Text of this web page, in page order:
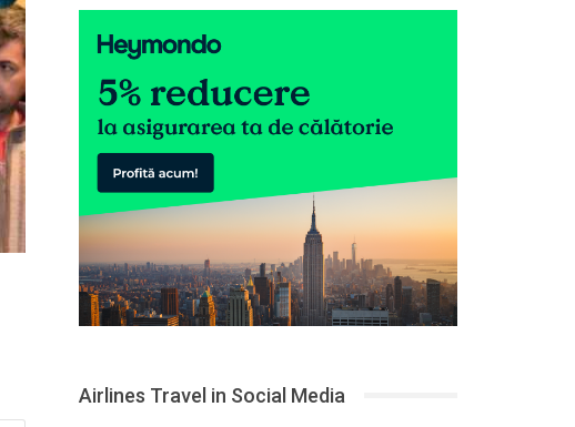
Airlines Travel in Social Media